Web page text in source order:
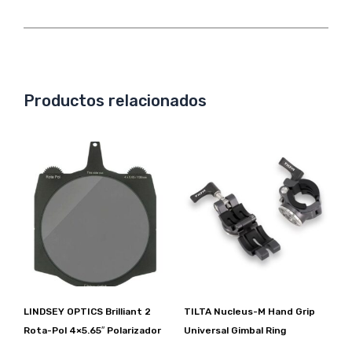
Productos relacionados
LINDSEY OPTICS Brilliant 2
Rota-Pol 4×5.65″ Polarizador
TILTA Nucleus-M Hand Grip
Universal Gimbal Ring